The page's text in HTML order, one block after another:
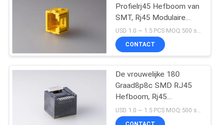
PRIVACY
POLICY
RJ11 RJ45-
Hefboom
21
Profielrj45 Hefboom van
SMT, Rj45 Modulaire
Stoppen die Geel
Schakelaarplastiek dalen
USD 1.0 ~ 1.5 PCS MOQ:500 stuks
CONTACT
De vrouwelijke 180
Graad8p8c SMD RJ45
Hefboom, Rj45
Contactdoosbovenkant
gaat binnen
USD 1.0 ~ 1.5 PCS MOQ:500 stuks